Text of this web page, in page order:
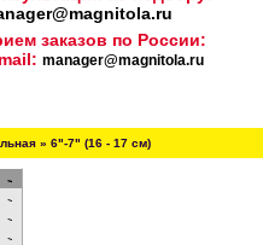
заказов по России:
manager@magnitola.ru
» 6"-7" (16 - 17 см)